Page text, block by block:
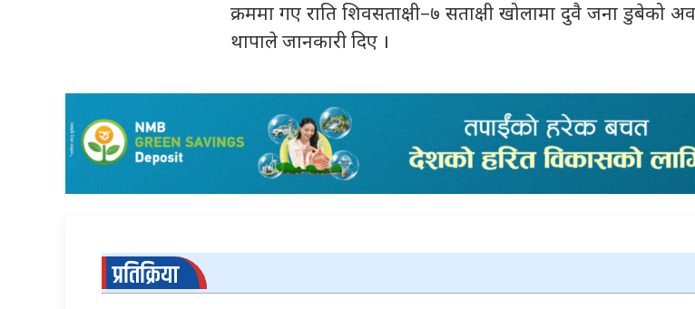
क्रममा गए राति शिवसताक्षी–७ सताक्षी खोलामा दुवै जना डुबेको
थापाले जानकारी दिए ।
प्रतिक्रिया